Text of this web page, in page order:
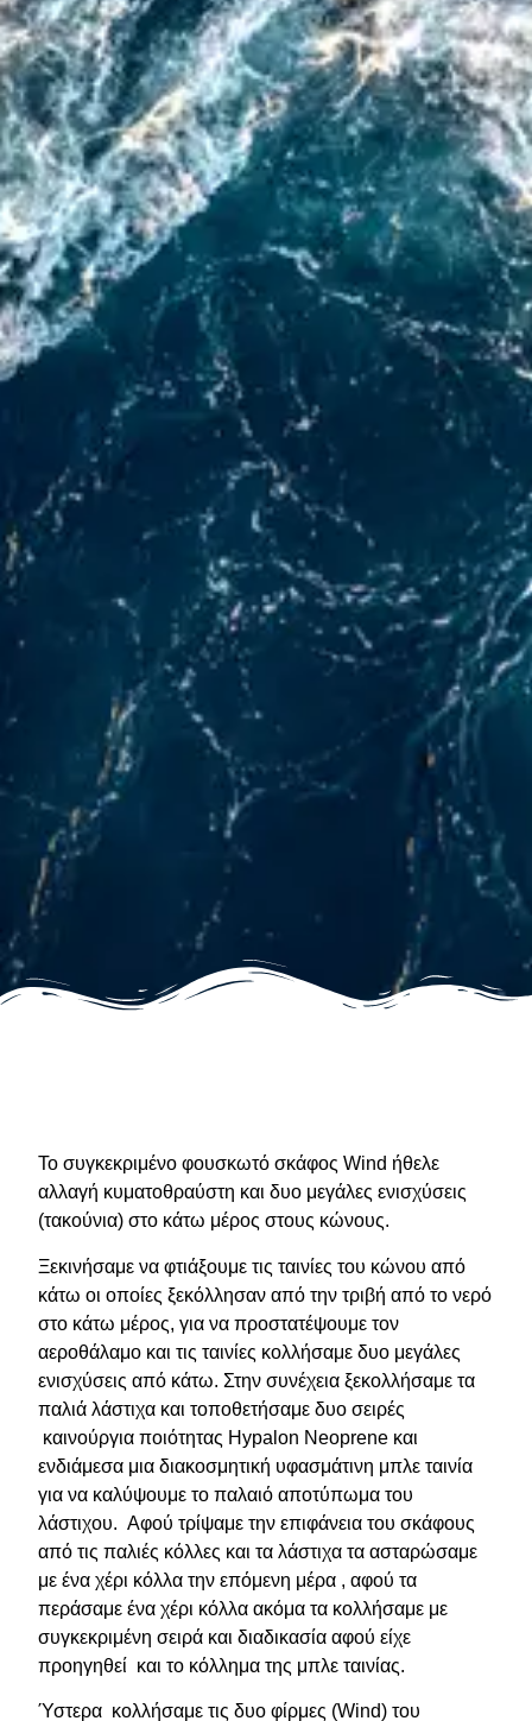
Το συγκεκριμένο φουσκωτό σκάφος Wind ήθελε
αλλαγή κυματοθραύστη και δυο μεγάλες ενισχύσεις
(τακούνια) στο κάτω μέρος στους κώνους.
Ξεκινήσαμε να φτιάξουμε τις ταινίες του κώνου από
κάτω οι οποίες ξεκόλλησαν από την τριβή από το νερό
στο κάτω μέρος, για να προστατέψουμε τον
αεροθάλαμο και τις ταινίες κολλήσαμε δυο μεγάλες
ενισχύσεις από κάτω. Στην συνέχεια ξεκολλήσαμε τα
παλιά λάστιχα και τοποθετήσαμε δυο σειρές
καινούργια ποιότητας Hypalon Neoprene και
ενδιάμεσα μια διακοσμητική υφασμάτινη μπλε ταινία
για να καλύψουμε το παλαιό αποτύπωμα του
λάστιχου. Αφού τρίψαμε την επιφάνεια του σκάφους
από τις παλιές κόλλες και τα λάστιχα τα ασταρώσαμε
με ένα χέρι κόλλα την επόμενη μέρα , αφού τα
περάσαμε ένα χέρι κόλλα ακόμα τα κολλήσαμε με
συγκεκριμένη σειρά και διαδικασία αφού είχε
προηγηθεί και το κόλλημα της μπλε ταινίας.
Ύστερα κολλήσαμε τις δυο φίρμες (Wind) του